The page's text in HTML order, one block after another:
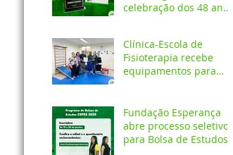
celebração dos 48 anos
Clínica-Escola de
Fisioterapia recebe
equipamentos para
Fundação Esperança
abre processo seletivo
para Bolsa de Estudos